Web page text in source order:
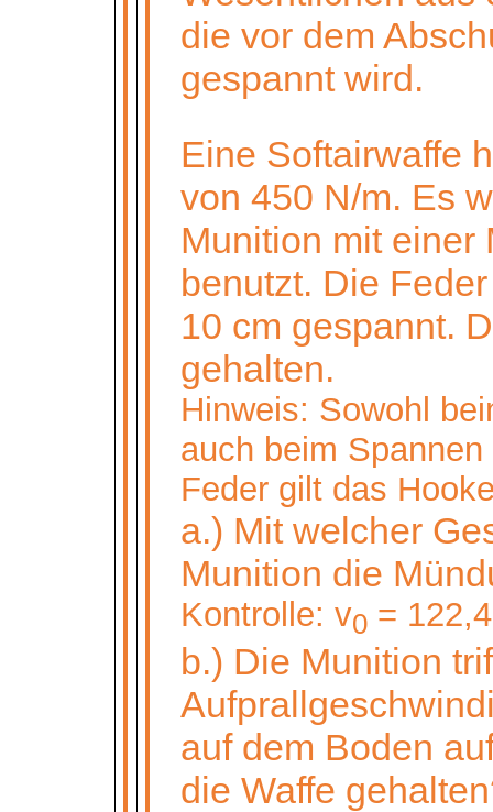
die vor dem
gespannt wird.
Eine Softairwaffe
von 450 N/m. Es
Munition mit einer
benutzt. Die
10 cm gespannt.
gehalten.
Hinweis: Sowohl
auch beim
Feder gilt das
a.) Mit welcher
Munition die
Kontrolle: v0 =
b.) Die Munition
auf dem Boden
die Waffe